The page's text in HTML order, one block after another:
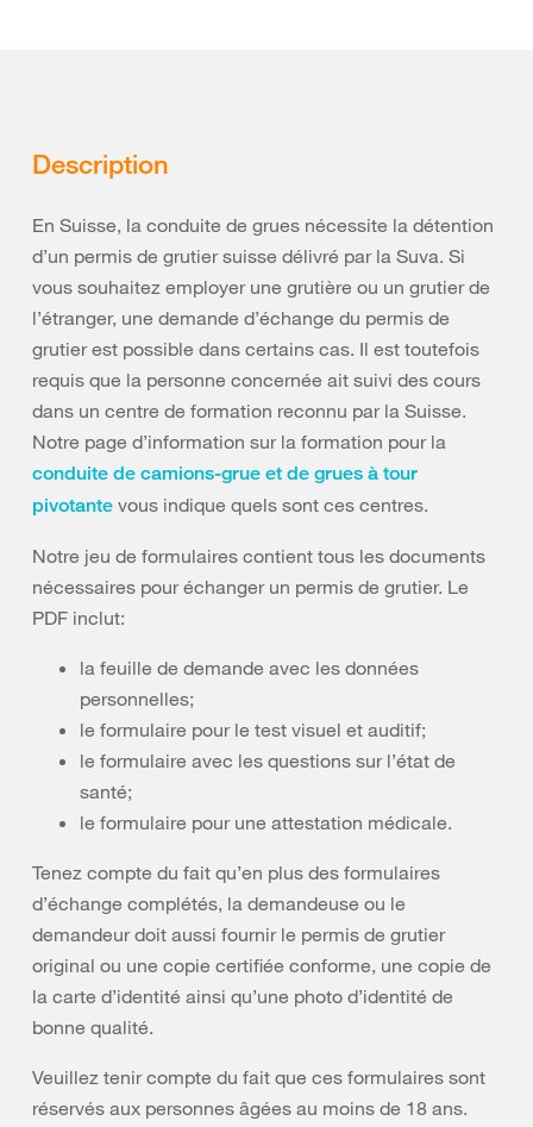
Description
En Suisse, la conduite de grues nécessite la détention
d’un permis de grutier suisse délivré par la Suva. Si
vous souhaitez employer une grutière ou un grutier de
l’étranger, une demande d’échange du permis de
grutier est possible dans certains cas. Il est toutefois
requis que la personne concernée ait suivi des cours
dans un centre de formation reconnu par la Suisse.
Notre page d’information sur la formation pour la
conduite de camions-grue et de grues à tour
pivotante vous indique quels sont ces centres.
Notre jeu de formulaires contient tous les documents
nécessaires pour échanger un permis de grutier. Le
PDF inclut:
la feuille de demande avec les données
personnelles;
le formulaire pour le test visuel et auditif;
le formulaire avec les questions sur l’état de
santé;
le formulaire pour une attestation médicale.
Tenez compte du fait qu’en plus des formulaires
d’échange complétés, la demandeuse ou le
demandeur doit aussi fournir le permis de grutier
original ou une copie certifiée conforme, une copie de
la carte d’identité ainsi qu’une photo d’identité de
bonne qualité.
Veuillez tenir compte du fait que ces formulaires sont
réservés aux personnes âgées au moins de 18 ans.